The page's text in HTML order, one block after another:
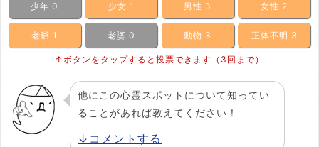
少年 0 少女 1 男性 3 女性 2
老爺 1 老婆 0 動物 3 正体不明 3
↑ボタンをタップすると投票できます（3回まで）
他にこの心霊スポットについて知ってい
ることがあれば教えてください！
↓コメントする